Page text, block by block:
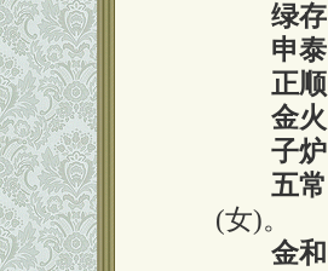
绿存
申泰
正顺
金火
子炉
五常
(女)。
金和